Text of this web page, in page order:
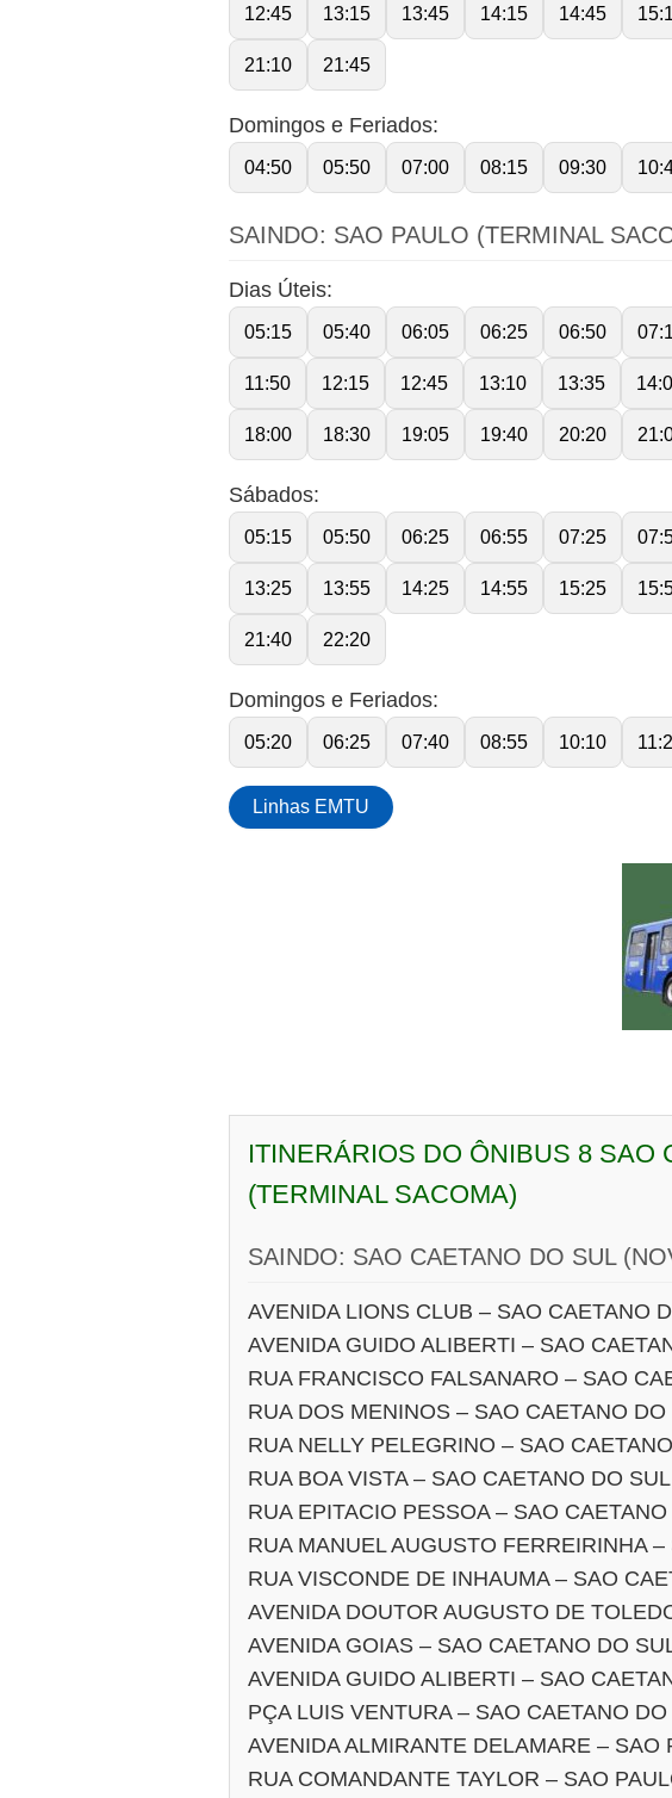
12:45 13:15 13:45 14:15 14:45
21:10 21:45
Domingos e Feriados:
04:50 05:50 07:00 08:15 09:30
SAINDO: SAO PAULO (TERMINAL
Dias Úteis:
05:15 05:40 06:05 06:25 06:50
11:50 12:15 12:45 13:10 13:35
18:00 18:30 19:05 19:40 20:20
Sábados:
05:15 05:50 06:25 06:55 07:25
13:25 13:55 14:25 14:55 15:25
21:40 22:20
Domingos e Feriados:
05:20 06:25 07:40 08:55 10:10
Linhas EMTU
ITINERÁRIOS DO ÔNIBUS 8 SAO
(TERMINAL SACOMA)
SAINDO: SAO CAETANO DO SUL
AVENIDA LIONS CLUB – SAO CAETANO
AVENIDA GUIDO ALIBERTI – SAO
RUA FRANCISCO FALSANARO – SAO
RUA DOS MENINOS – SAO CAETANO DO
RUA NELLY PELEGRINO – SAO
RUA BOA VISTA – SAO CAETANO DO SUL
RUA EPITACIO PESSOA – SAO
RUA MANUEL AUGUSTO FERREIRINHA
RUA VISCONDE DE INHAUMA – SAO
AVENIDA DOUTOR AUGUSTO DE
AVENIDA GOIAS – SAO CAETANO DO
AVENIDA GUIDO ALIBERTI – SAO
PÇA LUIS VENTURA – SAO CAETANO
AVENIDA ALMIRANTE DELAMARE – SAO
RUA COMANDANTE TAYLOR – SAO